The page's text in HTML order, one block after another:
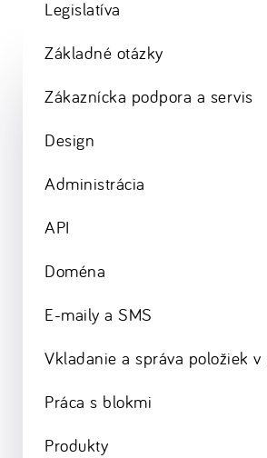
Legislatíva
Základné otázky
Zákaznícka podpora a servis
Design
Administrácia
API
Doména
E-maily a SMS
Vkladanie a správa položiek v
Práca s blokmi
Produkty